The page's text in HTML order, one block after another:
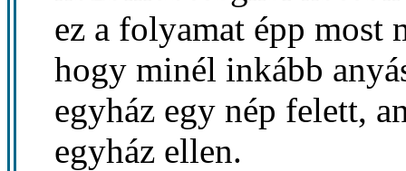
ez a folyamat épp most
hogy minél inkább
egyház egy nép felett,
egyház ellen.